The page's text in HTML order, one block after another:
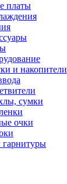
платы
и накопители
сумки
очки